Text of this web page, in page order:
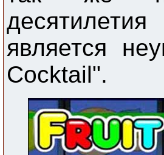
является
Cocktail".